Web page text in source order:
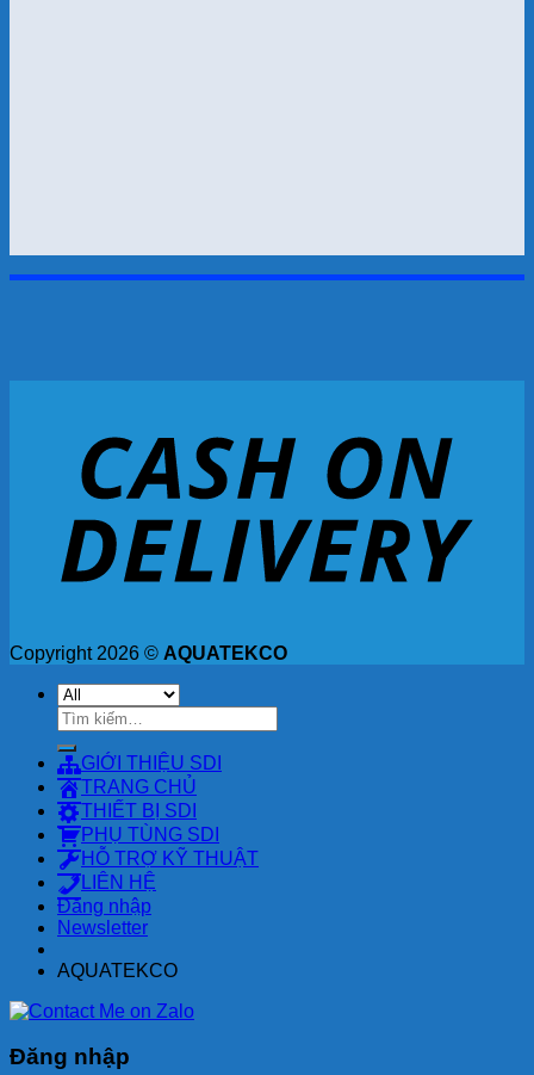
Copyright 2026 © AQUATEKCO
Tìm
kiếm:
GIỚI THIỆU SDI
TRANG CHỦ
THIẾT BỊ SDI
PHỤ TÙNG SDI
HỖ TRỢ KỸ THUẬT
LIÊN HỆ
Đăng nhập
Newsletter
AQUATEKCO
Đăng nhập